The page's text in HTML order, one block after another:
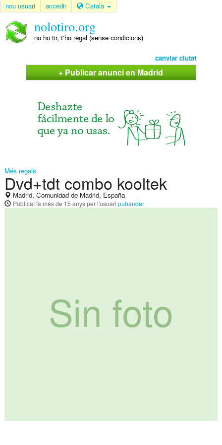
nou usuari accedir Català
nolotiro.org
no ho tir, t'ho regal (sense condicions)
canviar ciutat
+ Publicar anunci en Madrid
Més regals
Dvd+tdt combo kooltek
Madrid, Comunidad de Madrid, España
Publicatfa més de 15 anysper l'usuari pubander